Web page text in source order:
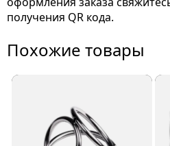
получения QR кода.
Похожие товары